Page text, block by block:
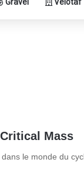
Mass
le monde du